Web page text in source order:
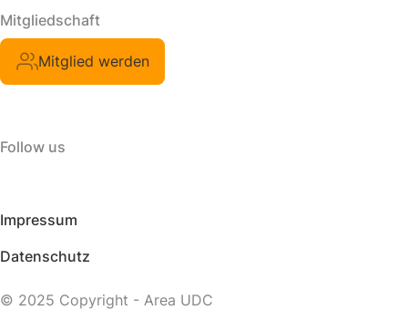
Mitgliedschaft
Mitglied werden
Follow us
© 2025 Copyright - Area UDC
Impressum
Datenschutz